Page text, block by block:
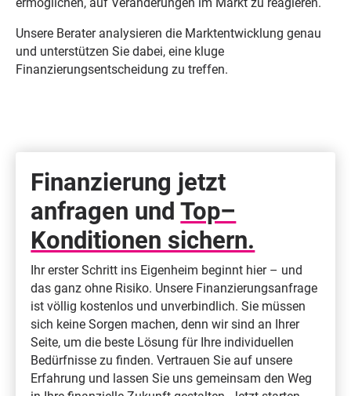
Unsere Berater analysieren die Marktentwicklung genau
und unterstützen Sie dabei, eine kluge
Finanzierungsentscheidung zu treffen.
Finanzierung jetzt
anfragen undTop–
Konditionen sichern.
Ihr erster Schritt ins Eigenheim beginnt hier – und
das ganz ohne Risiko. Unsere Finanzierungsanfrage
ist völlig kostenlos und unverbindlich. Sie müssen
sich keine Sorgen machen, denn wir sind an Ihrer
Seite, um die beste Lösung für Ihre individuellen
Bedürfnisse zu finden. Vertrauen Sie auf unsere
Erfahrung und lassen Sie uns gemeinsam den Weg